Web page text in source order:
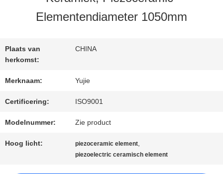
KWALITEITSCONTROLE
ONS
VERZOEK
OM EEN
CITAAT
Elementendiameter 1050mm
Plaats van
herkomst:
CHINA
Merknaam: Yujie
Certificering: ISO9001
Modelnummer: Zie product
Hoog licht: piezoceramic element,
piezoelectric ceramisch element